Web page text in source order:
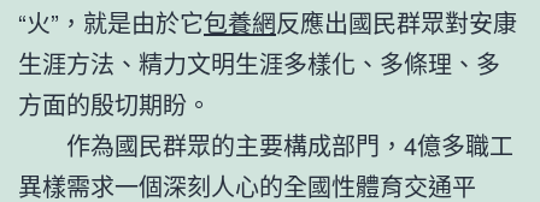
“火”，就是由於它包養網反應出國民群眾對安康
生涯方法、精力文明生涯多樣化、多條理、多
方面的殷切期盼。
作為國民群眾的主要構成部門，4億多職工
異樣需求一個深刻人心的全國性體育交通平